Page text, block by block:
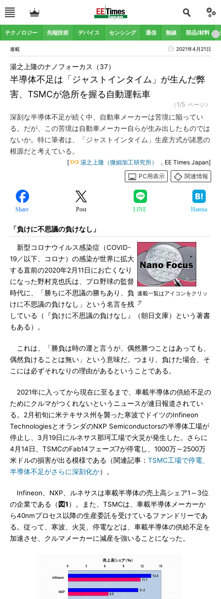
テクノロジー 先端技術 デバイス センシング 通信 無線 部品/材料
連載 2021年4月21日
半導体不足は「ジャストインタイム」が生んだ弊
害、TSMCが急所を握る自動運転車
湯之上隆のナノフォーカス（37）
（1/5 ページ）
深刻な半導体不足が続く中、自動車メーカーは苦境に陥ってい
る。だが、この苦境は自動車メーカー自らが生み出したものでは
ないか。特に筆者は、「ジャストインタイム」生産方式が諸悪の
根源だと考えている。
[ 湯之上隆（微細加工研究所）
，EE Times Japan]
PC用表示
関連情報
Share Post LINE Hatena
「負けに不思議の負けなし」
連載一覧はアイコンをクリッ
ク
新型コロナウイルス感染症（COVID-
19／以下、コロナ）の感染が世界に拡大
する直前の2020年2月11日にお亡くなり
になった野村克也氏は、プロ野球の監督
時代に、「勝ちに不思議の勝ちあり、負
けに不思議の負けなし」という名言を残
している（『負けに不思議の負けなし』（朝日文庫）という著書
もある）。
これは、「勝負は時の運と言うが、偶然勝つことはあっても、
偶然負けることは無い」という意味だ。つまり、負けた場合、そ
こには必ずそれなりの理由があるということである。
2021年に入ってから現在に至るまで、車載半導体の供給不足の
ためにクルマがつくれないというニュースが連日報道されてい
る。2月初旬に米テキサス州を襲った寒波でドイツのInfineon
TechnologiesとオランダのNXP Semiconductorsの半導体工場が
停止し、3月19日にルネサス那珂工場で火災が発生した。さらに
4月14日、TSMCのFab14フェーズ7が停電し、1000万～2500万
米ドルの損害が出る模様である（関連記事： TSMC工場で停電、
半導体不足がさらに深刻化か）。
Infineon、NXP、ルネサスは車載半導体の売上高シェア1～3位
の企業である（ 図1 ）。また、TSMCは、車載半導体メーカーか
ら40nmプロセス以降の生産委託を受けているファンドリーであ
る。従って、寒波、火災、停電などは、車載半導体の供給不足を
加速させ、クルマメーカーに減産を強いることになった。